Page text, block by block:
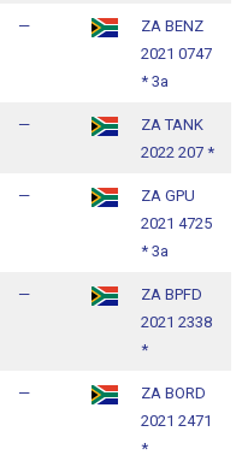
—
ZA BENZ
2021 0747
* 3a
—
ZA TANK
2022 207 *
—
ZA GPU
2021 4725
* 3a
—
ZA BPFD
2021 2338
*
—
ZA BORD
2021 2471
*